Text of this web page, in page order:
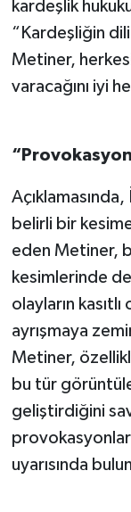
kardeşlik
“Kardeşliğin
Metiner,
varacağını iyi
belirli bir
eden Metiner,
kesimlerinde
olayların
ayrışmaya
Metiner,
bu tür
geliştirdiğini
uyarısında